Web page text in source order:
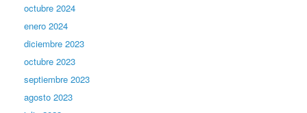
octubre 2024
enero 2024
diciembre 2023
octubre 2023
septiembre 2023
agosto 2023